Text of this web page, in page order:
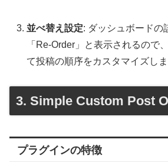
並べ替え設定: ダッシュボードの
「Re-Order」と表示されるので
て投稿の順序をカスタマイズしま
3. Simple Custom Post
プラグインの特徴